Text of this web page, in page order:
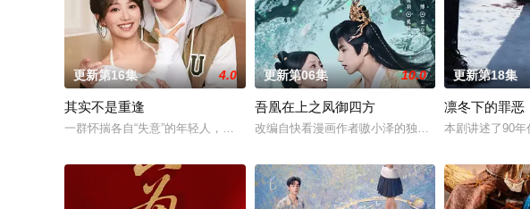
更新第16集 4.0
其实不是重逢
一群怀揣各自“失意”的年轻人，在沿海小城南安相遇相知，他们决心各展所长创办旅行社
更新第06集 10.0
吾凰在上之凤御四方
改编自快看漫画作者嗷小泽的独家连载漫画《吾凰在
更新第18集
凛冬下的罪恶
本剧讲述了90年